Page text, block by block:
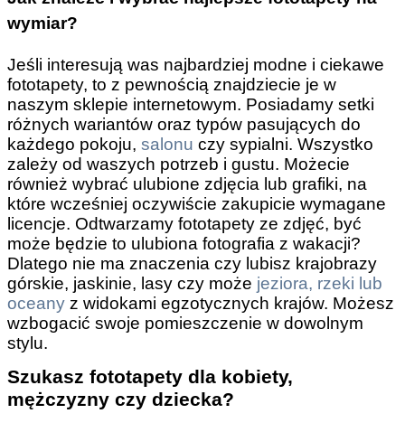
wymiar?
Jeśli interesują was najbardziej modne i ciekawe
fototapety, to z pewnością znajdziecie je w
naszym sklepie internetowym. Posiadamy setki
różnych wariantów oraz typów pasujących do
każdego pokoju, salonu czy sypialni. Wszystko
zależy od waszych potrzeb i gustu. Możecie
również wybrać ulubione zdjęcia lub grafiki, na
które wcześniej oczywiście zakupicie wymagane
licencje. Odtwarzamy fototapety ze zdjęć, być
może będzie to ulubiona fotografia z wakacji?
Dlatego nie ma znaczenia czy lubisz krajobrazy
górskie, jaskinie, lasy czy może jeziora, rzeki lub
oceany z widokami egzotycznych krajów. Możesz
wzbogacić swoje pomieszczenie w dowolnym
stylu.
Szukasz fototapety dla kobiety,
mężczyzny czy dziecka?